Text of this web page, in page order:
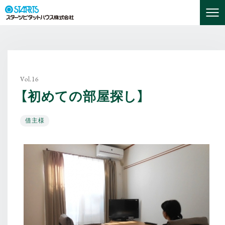
Vol.16
【初めての部屋探し】
借主様